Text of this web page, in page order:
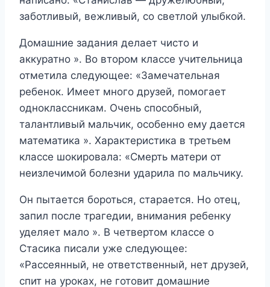
заботливый, вежливый, со светлой улыбкой.
Домашние задания делает чисто и
аккуратно ». Во втором классе учительница
отметила следующее: «Замечательная
ребенок. Имеет много друзей, помогает
одноклассникам. Очень способный,
талантливый мальчик, особенно ему дается
математика ». Характеристика в третьем
классе шокировала: «Смерть матери от
неизлечимой болезни ударила по мальчику.
Он пытается бороться, старается. Но отец,
запил после трагедии, внимания ребенку
уделяет мало ». В четвертом классе о
Стасика писали уже следующее:
«Рассеянный, не ответственный, нет друзей,
спит на уроках, не готовит домашние